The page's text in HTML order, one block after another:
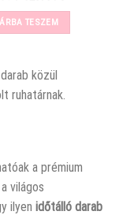
was:
14290 Ft.
TESZEM
közül
ruhatárnak.
a prémium
világos
ilyen időtálló darab